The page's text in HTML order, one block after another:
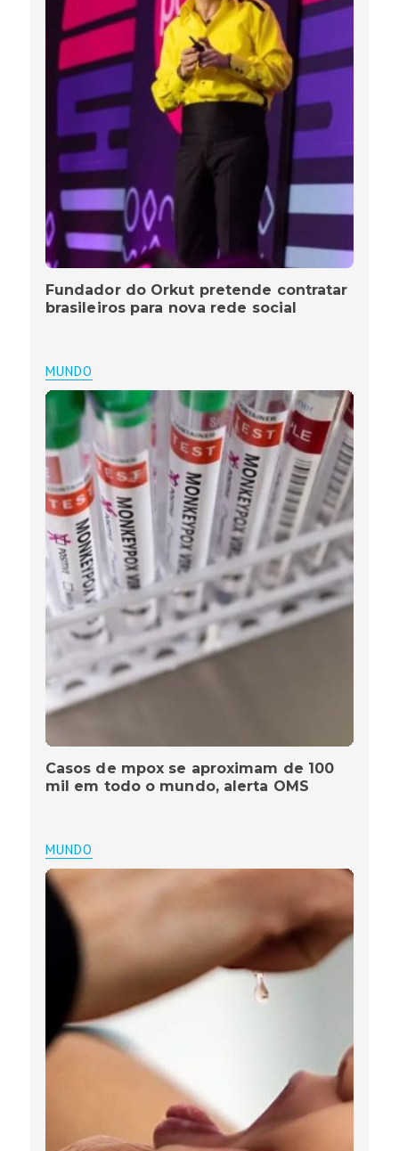
Fundador do Orkut pretende contratar
brasileiros para nova rede social
MUNDO
Casos de mpox se aproximam de 100
mil em todo o mundo, alerta OMS
MUNDO